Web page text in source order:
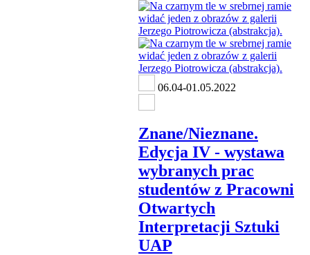
06.04-01.05.2022
Znane/Nieznane.
Edycja IV - wystawa
wybranych prac
studentów z Pracowni
Otwartych
Interpretacji Sztuki
UAP